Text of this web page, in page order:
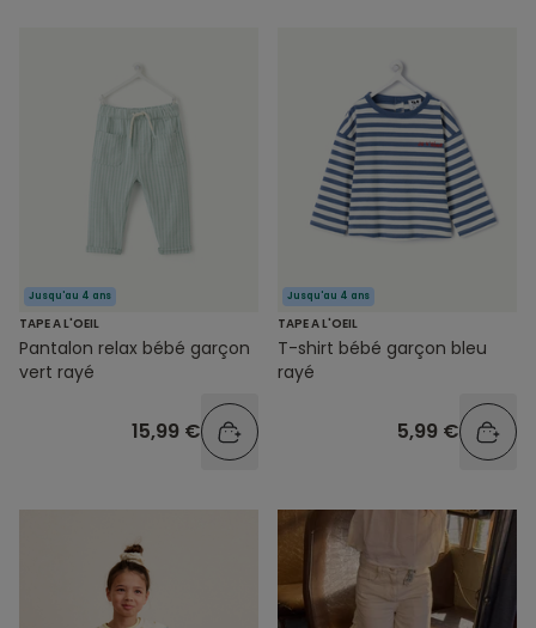
Jusqu'au 4 ans
TAPE A L'OEIL
Pantalon relax bébé garçon
vert rayé
15,99 €
Jusqu'au 4 ans
TAPE A L'OEIL
T-shirt bébé garçon bleu
rayé
5,99 €